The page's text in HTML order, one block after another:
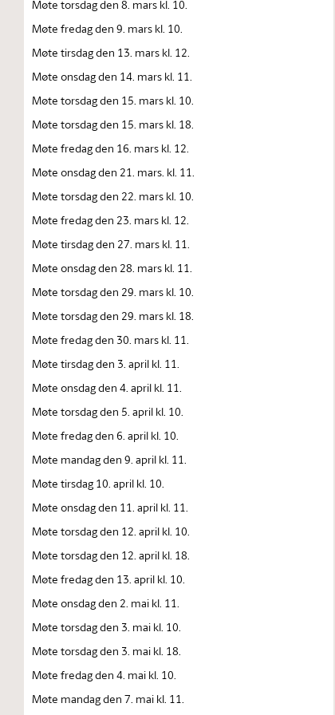
Møte torsdag den 8. mars kl. 10.
Møte fredag den 9. mars kl. 10.
Møte tirsdag den 13. mars kl. 12.
Møte onsdag den 14. mars kl. 11.
Møte torsdag den 15. mars kl. 10.
Møte torsdag den 15. mars kl. 18.
Møte fredag den 16. mars kl. 12.
Møte onsdag den 21. mars. kl. 11.
Møte torsdag den 22. mars kl. 10.
Møte fredag den 23. mars kl. 12.
Møte tirsdag den 27. mars kl. 11.
Møte onsdag den 28. mars kl. 11.
Møte torsdag den 29. mars kl. 10.
Møte torsdag den 29. mars kl. 18.
Møte fredag den 30. mars kl. 11.
Møte tirsdag den 3. april kl. 11.
Møte onsdag den 4. april kl. 11.
Møte torsdag den 5. april kl. 10.
Møte fredag den 6. april kl. 10.
Møte mandag den 9. april kl. 11.
Møte tirsdag 10. april kl. 10.
Møte onsdag den 11. april kl. 11.
Møte torsdag den 12. april kl. 10.
Møte torsdag den 12. april kl. 18.
Møte fredag den 13. april kl. 10.
Møte onsdag den 2. mai kl. 11.
Møte torsdag den 3. mai kl. 10.
Møte torsdag den 3. mai kl. 18.
Møte fredag den 4. mai kl. 10.
Møte mandag den 7. mai kl. 11.